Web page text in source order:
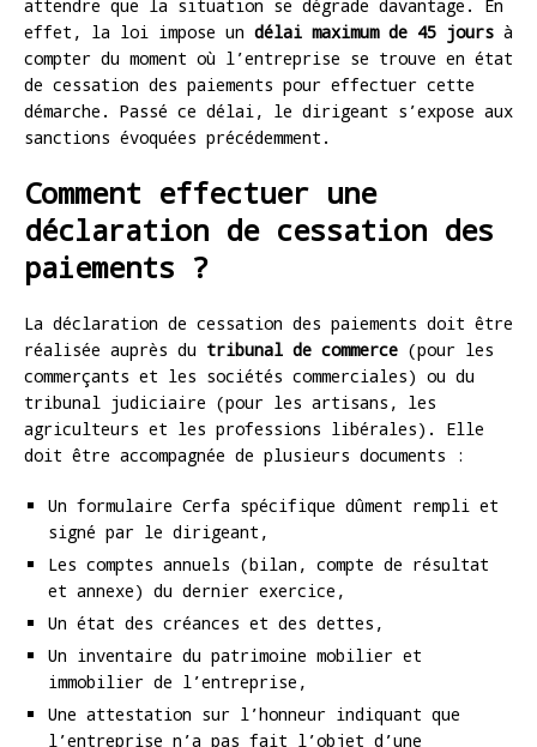
attendre que la situation se dégrade davantage. En
effet, la loi impose un délai maximum de 45 jours à
compter du moment où l’entreprise se trouve en état
de cessation des paiements pour effectuer cette
démarche. Passé ce délai, le dirigeant s’expose aux
sanctions évoquées précédemment.
Comment effectuer une
déclaration de cessation des
paiements ?
La déclaration de cessation des paiements doit être
réalisée auprès du tribunal de commerce (pour les
commerçants et les sociétés commerciales) ou du
tribunal judiciaire (pour les artisans, les
agriculteurs et les professions libérales). Elle
doit être accompagnée de plusieurs documents :
Un formulaire Cerfa spécifique dûment rempli et
signé par le dirigeant,
Les comptes annuels (bilan, compte de résultat
et annexe) du dernier exercice,
Un état des créances et des dettes,
Un inventaire du patrimoine mobilier et
immobilier de l’entreprise,
Une attestation sur l’honneur indiquant que
l’entreprise n’a pas fait l’objet d’une